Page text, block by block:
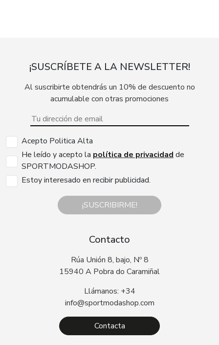
¡SUSCRÍBETE A LA NEWSLETTER!
Al suscribirte obtendrás un 10% de descuento no
acumulable con otras promociones
Acepto Politica Alta
He leído y acepto la política de privacidad de
SPORTMODASHOP.
Estoy interesado en recibir publicidad.
¡SUSCRIBIRME!
Contacto
Rúa Unión 8, bajo, Nº 8
15940 A Pobra do Caramiñal
Llámanos: +34
info@sportmodashop.com
Contacta